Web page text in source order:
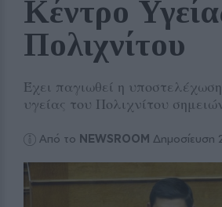
Κέντρο
Πολιχνίτου
Έχει παγιωθεί η
υγείας του Πολιχνίτου
Από το NEWSROOM Δημοσίευση